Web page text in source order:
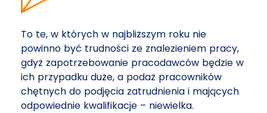
To te, w których w najbliższym roku nie
powinno być trudności ze znalezieniem pracy,
gdyż zapotrzebowanie pracodawców będzie w
ich przypadku duże, a podaż pracowników
chętnych do podjęcia zatrudnienia i mających
odpowiednie kwalifikacje – niewielka.